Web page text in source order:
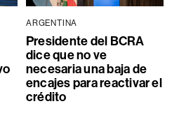
ARGENTINA
Presidente del BCRA
dice que no ve
necesaria una baja de
encajes para reactivar el
crédito